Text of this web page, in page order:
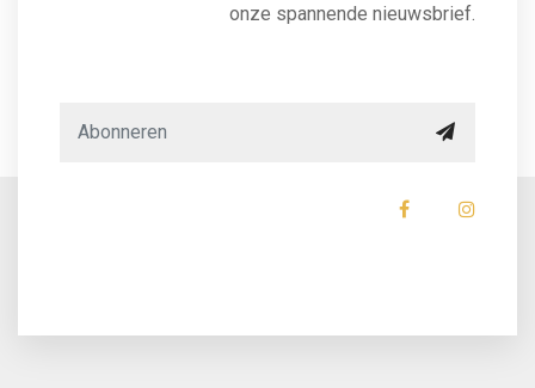
onze spannende nieuwsbrief.